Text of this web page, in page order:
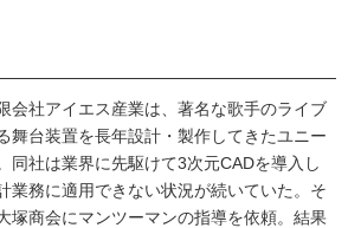
会社アイエス産業は、著名な歌手のライブ
舞台装置を長年設計・製作してきたユニー
同社は業界に先駆けて3次元CADを導入し
業務に適用できない状況が続いていた。そ
塚商会にマンツーマンの指導を依頼。結果